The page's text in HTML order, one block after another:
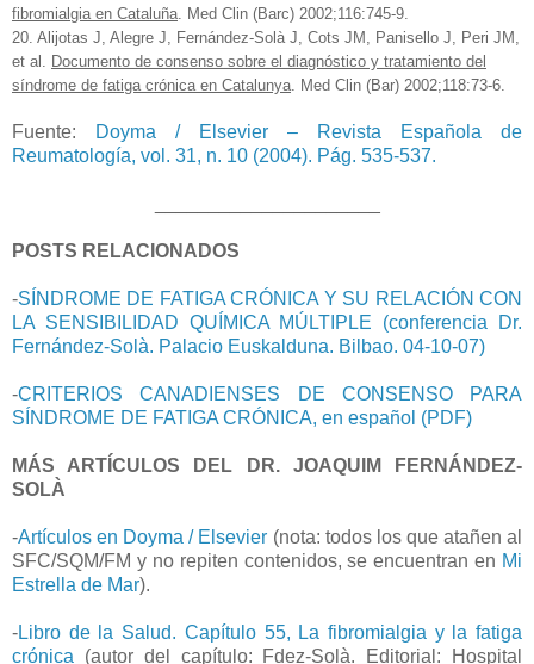
fibromialgia en Cataluña . Med Clin (Barc) 2002;116:745-9.
20. Alijotas J, Alegre J, Fernández-Solà J, Cots JM, Panisello J, Peri JM,
et al. Documento de consenso sobre el diagnóstico y tratamiento del
síndrome de fatiga crónica en Catalunya . Med Clin (Bar) 2002;118:73-6.
Fuente:
Doyma / Elsevier – Revista Española de
Reumatología, vol. 31, n. 10 (2004). Pág. 535-537.
POSTS RELACIONADOS
-SÍNDROME DE FATIGA CRÓNICA Y SU RELACIÓN CON
LA SENSIBILIDAD QUÍMICA MÚLTIPLE (conferencia Dr.
Fernández-Solà. Palacio Euskalduna. Bilbao. 04-10-07)
-CRITERIOS CANADIENSES DE CONSENSO PARA
SÍNDROME DE FATIGA CRÓNICA, en español (PDF)
MÁS ARTÍCULOS DEL DR. JOAQUIM FERNÁNDEZ-
SOLÀ
-Artículos en Doyma / Elsevier (nota: todos los que atañen al
SFC/SQM/FM y no repiten contenidos, se encuentran en Mi
Estrella de Mar).
-Libro de la Salud. Capítulo 55, La fibromialgia y la fatiga
crónica (autor del capítulo: Fdez-Solà. Editorial: Hospital